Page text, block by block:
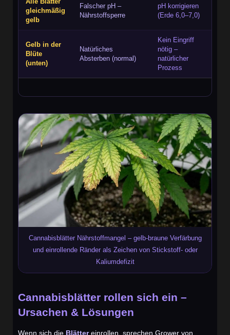
gleichmäßig
gelb
Falscher pH –
Nährstoffsperre
pH korrigieren
(Erde 6,0–7,0)
Gelb in der
Blüte
(unten)
Natürliches
Absterben (normal)
Kein Eingriff
nötig –
natürlicher
Prozess
Cannabisblätter Nährstoffmangel – gelb-braune Verfärbung
und einrollende Ränder als Zeichen von Stickstoff- oder
Kaliumdefizit
Cannabisblätter rollen sich ein –
Ursachen & Lösungen
Wenn sich die Blättereinrollen, sprechen Grower von